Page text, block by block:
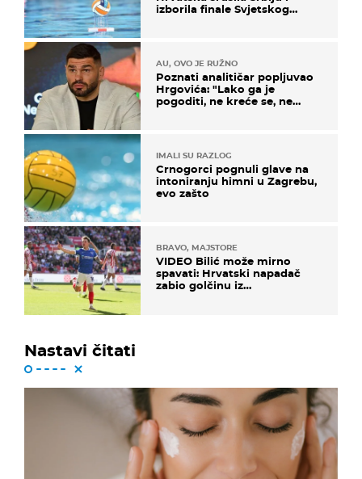
izborila finale Svjetskog
AU, OVO JE RUŽNO
Poznati analitičar popljuvao
Hrgovića: "Lako ga je
pogoditi, ne kreće se, ne
IMALI SU RAZLOG
Crnogorci pognuli glave na
intoniranju himni u Zagrebu,
evo zašto
BRAVO, MAJSTORE
VIDEO Bilić može mirno
spavati: Hrvatski napadač
zabio golčinu iz
Nastavi čitati